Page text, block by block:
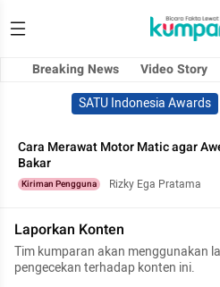
Breaking News Video Story
SATU Indonesia Awards
Cara Merawat Motor Matic agar
Bakar
Kiriman Pengguna Rizky Ega Pratama
Laporkan Konten
Tim kumparan akan menggunakan
pengecekan terhadap konten ini.